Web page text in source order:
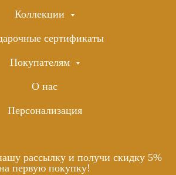
Коллекции
сертификаты
Покупателям
О нас
Персонализация
рассылку и получи скидку 5%
первую покупку!